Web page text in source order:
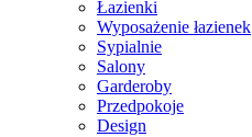
Łazienki
Wyposażenie łazienek
Sypialnie
Salony
Garderoby
Przedpokoje
Design